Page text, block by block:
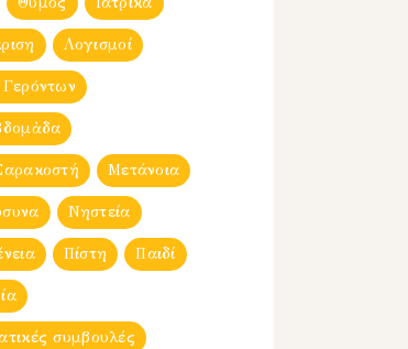
Λογισμοί
Μετάνοια
Νηστεία
Πίστη Παιδί
συμβουλές